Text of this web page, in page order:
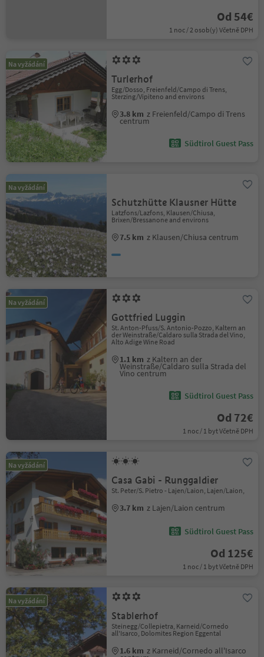
Od 54€
1 noc / 2 osob(y) Včetně DPH
Na vyžádání
Turlerhof
Egg/Dosso, Freienfeld/Campo di Trens,
Sterzing/Vipiteno and environs
3.8 km z Freienfeld/Campo di Trens
centrum
Südtirol Guest Pass
Na vyžádání
Schutzhütte Klausner Hütte
Latzfons/Lazfons, Klausen/Chiusa,
Brixen/Bressanone and environs
7.5 km z Klausen/Chiusa centrum
Na vyžádání
Gottfried Luggin
St. Anton-Pfuss/S. Antonio-Pozzo, Kaltern an
der Weinstraße/Caldaro sulla Strada del Vino,
Alto Adige Wine Road
1.1 km z Kaltern an der
Weinstraße/Caldaro sulla Strada del
Vino centrum
Südtirol Guest Pass
Od 72€
1 noc / 1 byt Včetně DPH
Na vyžádání
Casa Gabi - Runggaldier
St. Peter/S. Pietro - Lajen/Laion, Lajen/Laion,
3.7 km z Lajen/Laion centrum
Südtirol Guest Pass
Od 125€
1 noc / 1 byt Včetně DPH
Na vyžádání
Stablerhof
Steinegg/Collepietra, Karneid/Cornedo
all'Isarco, Dolomites Region Eggental
1.6 km z Karneid/Cornedo all'Isarco